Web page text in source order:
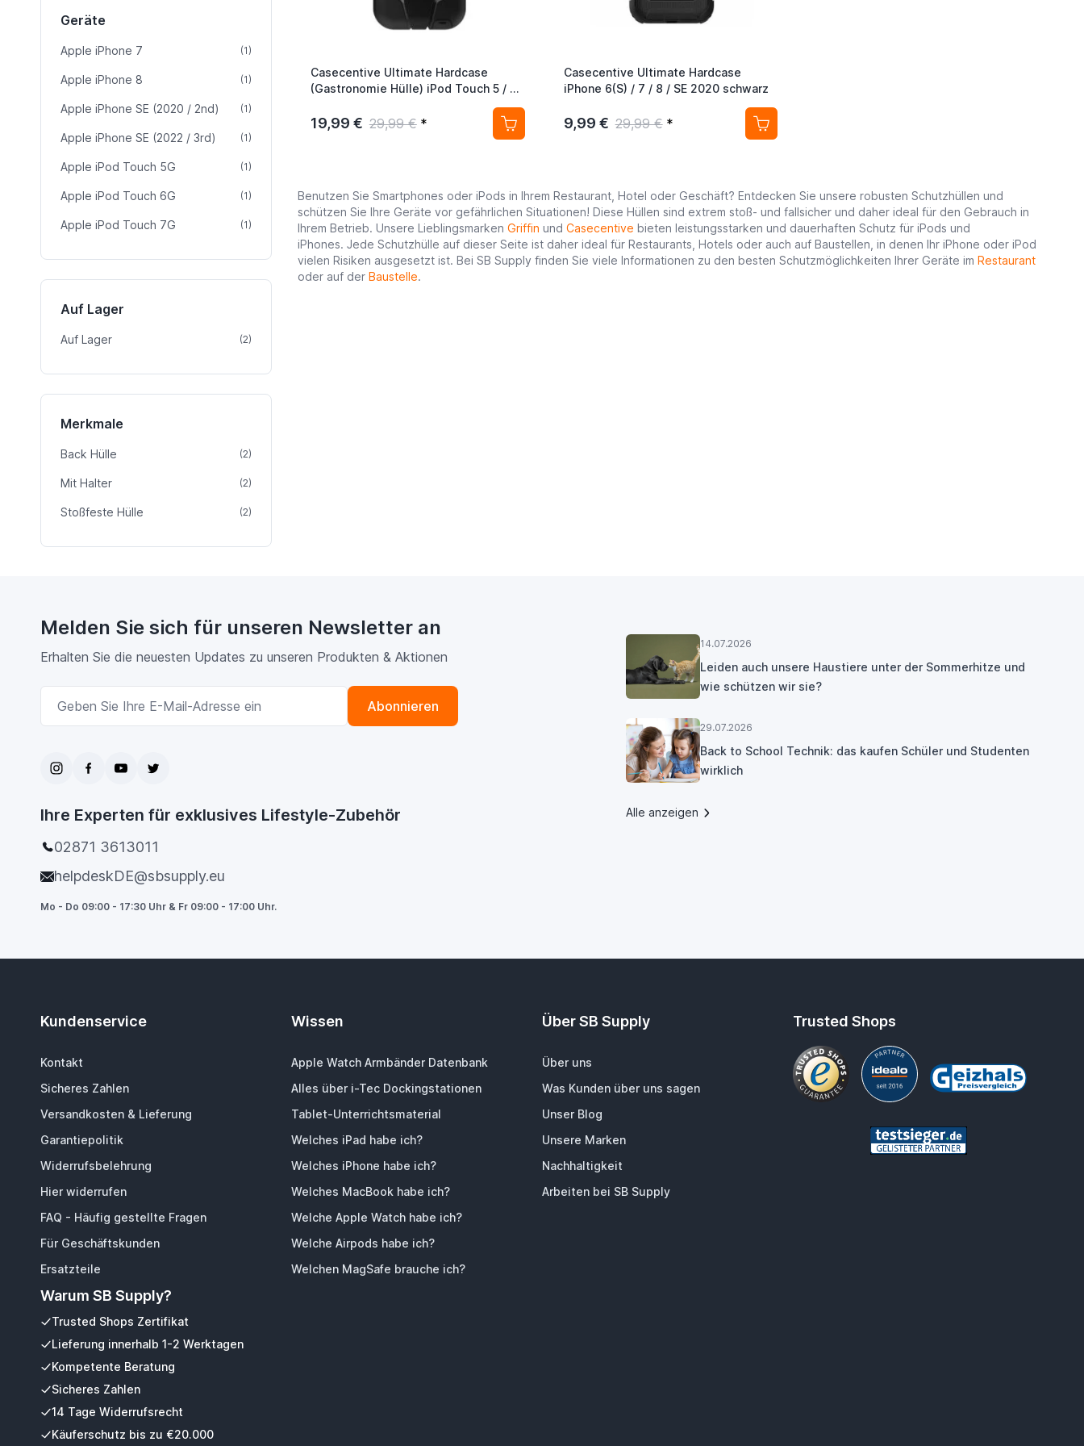
Geräte
Apple iPhone 7 (1)Artikel
Apple iPhone 8 (1)Artikel
Apple iPhone SE (2020 / 2nd) (1)Artikel
Apple iPhone SE (2022 / 3rd) (1)Artikel
Apple iPod Touch 5G (1)Artikel
Apple iPod Touch 6G (1)Artikel
Apple iPod Touch 7G (1)Artikel
Auf Lager
Auf Lager (2)Artikel
Merkmale
Back Hülle (2)Artikel
Mit Halter (2)Artikel
Stoßfeste Hülle (2)Artikel
Casecentive Ultimate Hardcase
(Gastronomie Hülle) iPod Touch 5 / 6 /
19,99 € 29,99 € *
Casecentive Ultimate Hardcase
iPhone 6(S) / 7 / 8 / SE 2020 schwarz
9,99 € 29,99 € *
Benutzen Sie Smartphones oder iPods in Ihrem Restaurant, Hotel oder Geschäft? Entdecken Sie unsere robusten Schutzhüllen und
schützen Sie Ihre Geräte vor gefährlichen Situationen! Diese Hüllen sind extrem stoß- und fallsicher und daher ideal für den Gebrauch in
Ihrem Betrieb. Unsere Lieblingsmarken Griffin und Casecentive bieten leistungsstarken und dauerhaften Schutz für iPods und
iPhones. Jede Schutzhülle auf dieser Seite ist daher ideal für Restaurants, Hotels oder auch auf Baustellen, in denen Ihr iPhone oder iPod
vielen Risiken ausgesetzt ist. Bei SB Supply finden Sie viele Informationen zu den besten Schutzmöglichkeiten Ihrer Geräte im Restaurant
oder auf der Baustelle.
Melden Sie sich für unseren Newsletter an
Erhalten Sie die neuesten Updates zu unseren Produkten & Aktionen
Abonnieren
Ihre Experten für exklusives Lifestyle-Zubehör
02871 3613011
helpdeskDE@sbsupply.eu
Mo - Do 09:00 - 17:30 Uhr & Fr 09:00 - 17:00 Uhr.
14.07.2026
Leiden auch unsere Haustiere unter der Sommerhitze und
wie schützen wir sie?
29.07.2026
Back to School Technik: das kaufen Schüler und Studenten
wirklich
Alle anzeigen
Kundenservice
Kontakt
Sicheres Zahlen
Versandkosten & Lieferung
Garantiepolitik
Widerrufsbelehrung
Hier widerrufen
FAQ - Häufig gestellte Fragen
Für Geschäftskunden
Ersatzteile
Warum SB Supply?
Trusted Shops Zertifikat
Lieferung innerhalb 1-2 Werktagen
Kompetente Beratung
Sicheres Zahlen
14 Tage Widerrufsrecht
Käuferschutz bis zu €20.000
Wissen
Apple Watch Armbänder Datenbank
Alles über i-Tec Dockingstationen
Tablet-Unterrichtsmaterial
Welches iPad habe ich?
Welches iPhone habe ich?
Welches MacBook habe ich?
Welche Apple Watch habe ich?
Welche Airpods habe ich?
Welchen MagSafe brauche ich?
Über SB Supply
Über uns
Was Kunden über uns sagen
Unser Blog
Unsere Marken
Nachhaltigkeit
Arbeiten bei SB Supply
Trusted Shops